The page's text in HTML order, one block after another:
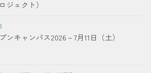
ジェクト）
ンキャンパス2026－7月11日（土）